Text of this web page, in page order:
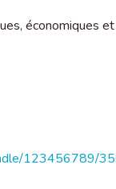
économiques et
123456789/